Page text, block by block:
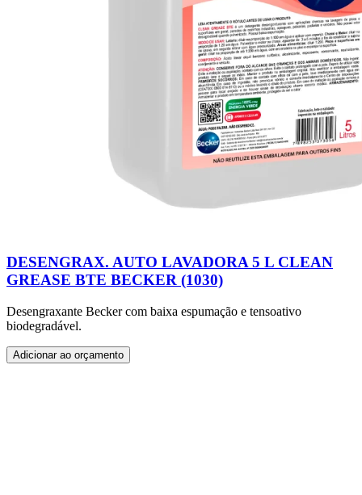
DESENGRAX. AUTO LAVADORA 5 L CLEAN
GREASE BTE BECKER (1030)
Desengraxante Becker com baixa espumação e tensoativo
biodegradável.
Adicionar ao orçamento